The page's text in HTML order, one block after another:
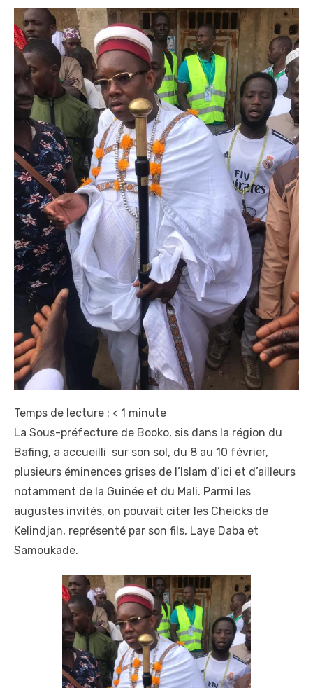
Temps de lecture : < 1 minute
La Sous-préfecture de Booko, sis dans la région du
Bafing, a accueilli sur son sol, du 8 au 10 février,
plusieurs éminences grises de l’Islam d’ici et d’ailleurs
notamment de la Guinée et du Mali. Parmi les
augustes invités, on pouvait citer les Cheicks de
Kelindjan, représenté par son fils, Laye Daba et
Samoukade.